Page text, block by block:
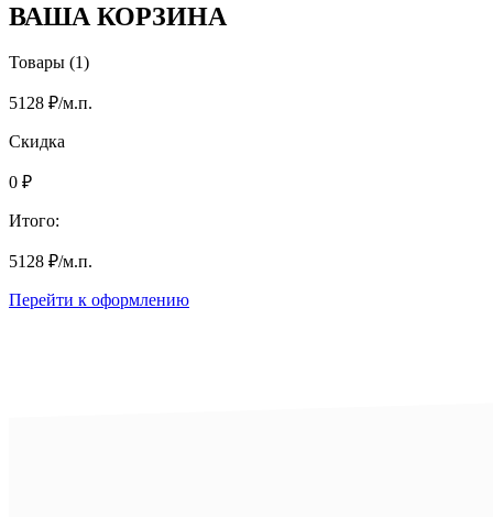
ВАША КОРЗИНА
Товары (1)
5128 ₽/м.п.
Скидка
0 ₽
Итого:
5128 ₽/м.п.
Перейти к оформлению